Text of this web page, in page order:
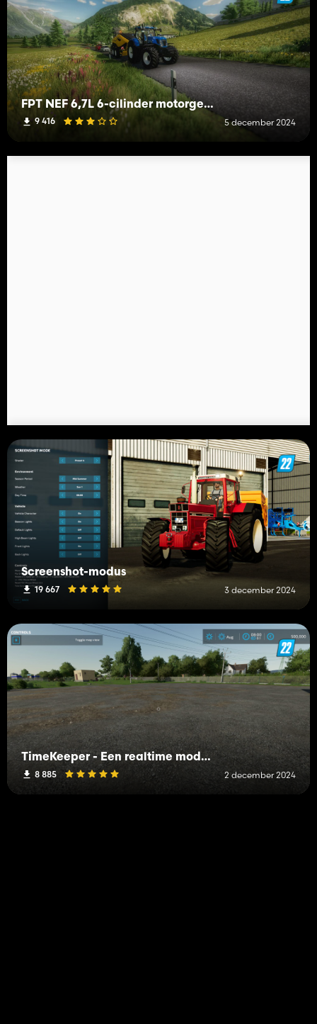
FPT NEF 6,7L 6-cilinder motorgeluid
9 416 5 december 2024
Screenshot-modus
19 667 3 december 2024
TimeKeeper - Een realtime modificatie
8 885 2 december 2024